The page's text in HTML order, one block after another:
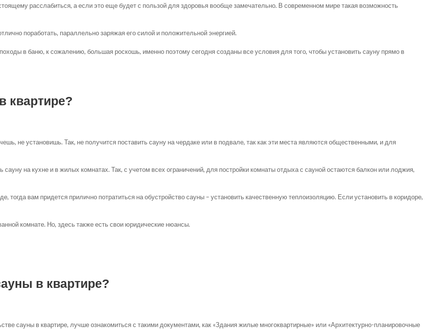
расслабиться, а если это еще будет с пользой для здоровья вообще замечательно. В современном мире такая возможность
поработать, параллельно заряжая его силой и положительной энергией.
в баню, к сожалению, большая роскошь, именно поэтому сегодня созданы все условия для того, чтобы установить сауну прямо в
квартире?
не установишь. Так, не получится поставить сауну на чердаке или в подвале, так как эти места являются общественными, и для
на кухне и в жилых комнатах. Так, с учетом всех ограничений, для постройки комнаты отдыха с сауной остаются балкон или лоджия,
вам придется прилично потратиться на обустройство сауны – установить качественную теплоизоляцию. Если установить в коридоре,
комнате. Но, здесь также есть свои юридические нюансы.
в квартире?
сауны в квартире, лучше ознакомиться с такими документами, как «Здания жилые многоквартирные» или «Архитектурно-планировочные